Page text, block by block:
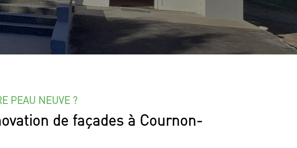
PEAU NEUVE ?
de façades à Cournon-